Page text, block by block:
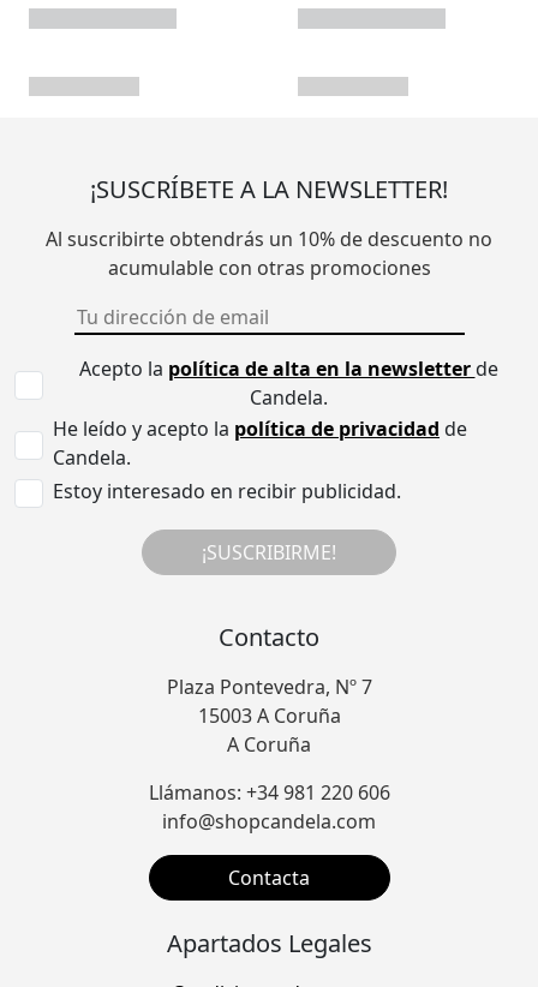
¡SUSCRÍBETE A LA NEWSLETTER!
Al suscribirte obtendrás un 10% de descuento no
acumulable con otras promociones
Acepto la política de alta en la newsletterde
Candela.
He leído y acepto la política de privacidad de
Candela.
Estoy interesado en recibir publicidad.
¡SUSCRIBIRME!
Contacto
Plaza Pontevedra, Nº 7
15003 A Coruña
A Coruña
Llámanos: +34 981 220 606
info@shopcandela.com
Contacta
Apartados Legales